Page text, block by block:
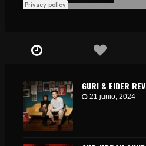
GURI & EIDER
21 junio, 2024